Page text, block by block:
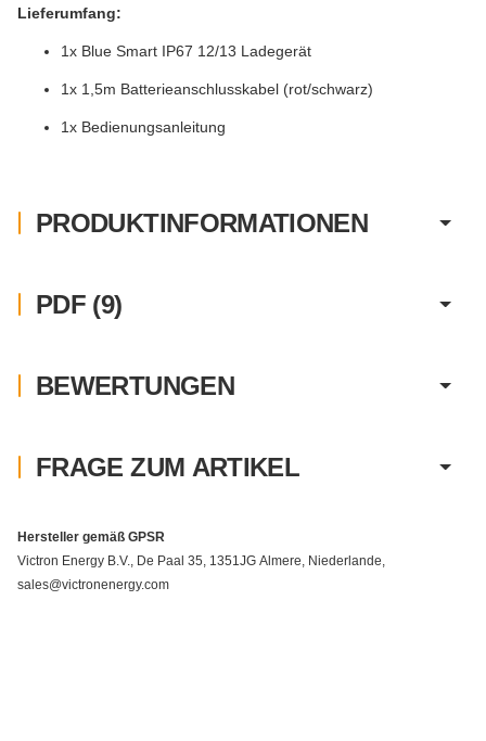
PRODUKTINFORMATIONEN
Lieferumfang:
1x Blue Smart IP67 12/13 Ladegerät
1x 1,5m Batterieanschlusskabel (rot/schwarz)
1x Bedienungsanleitung
PDF (9)
BEWERTUNGEN
FRAGE ZUM ARTIKEL
Hersteller gemäß GPSR
Victron Energy B.V., De Paal 35, 1351JG Almere, Niederlande,
sales@victronenergy.com